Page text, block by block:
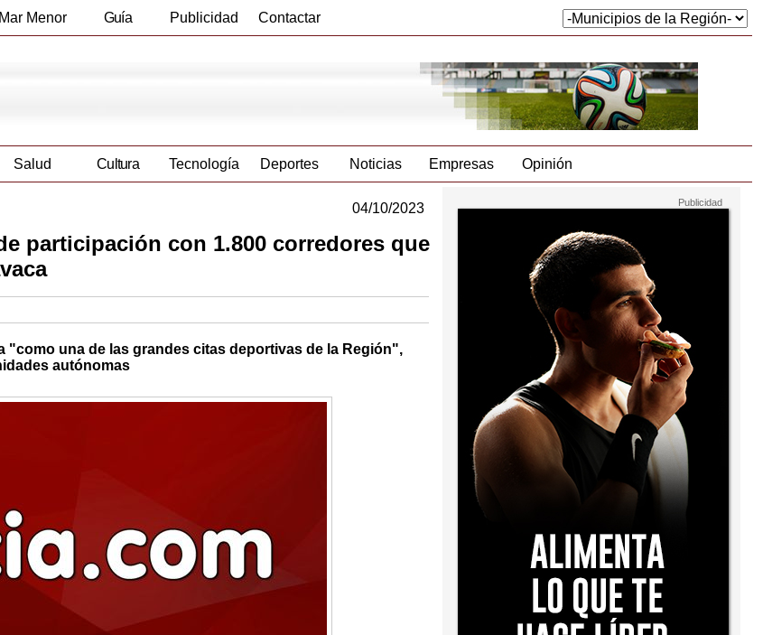
Mar Menor Guía Publicidad Contactar
Salud Cultura Tecnología Deportes Noticias Empresas Opinión
04/10/2023
participación con 1.800 corredores que
"como una de las grandes citas deportivas de la Región",
autónomas